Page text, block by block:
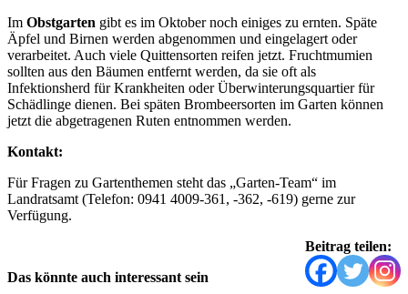
Im Obstgarten gibt es im Oktober noch einiges zu ernten. Späte
Äpfel und Birnen werden abgenommen und eingelagert oder
verarbeitet. Auch viele Quittensorten reifen jetzt. Fruchtmumien
sollten aus den Bäumen entfernt werden, da sie oft als
Infektionsherd für Krankheiten oder Überwinterungsquartier für
Schädlinge dienen. Bei späten Brombeersorten im Garten können
jetzt die abgetragenen Ruten entnommen werden.
Kontakt:
Für Fragen zu Gartenthemen steht das „Garten-Team“ im
Landratsamt (Telefon: 0941 4009-361, -362, -619) gerne zur
Verfügung.
Beitrag teilen:
Das könnte auch interessant sein